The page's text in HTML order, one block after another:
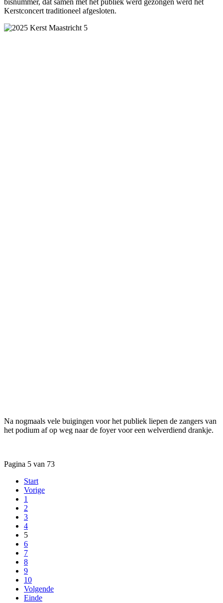
bisnummer, dat samen met het publiek werd gezongen werd het
Kerstconcert traditioneel afgesloten.
Na nogmaals vele buigingen voor het publiek liepen de zangers van
het podium af op weg naar de foyer voor een welverdiend drankje.
Pagina 5 van 73
Start
Vorige
1
2
3
4
5
6
7
8
9
10
Volgende
Einde